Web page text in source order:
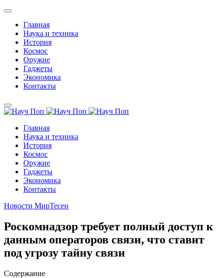
Главная
Наука и техника
История
Космос
Оружие
Гаджеты
Экономика
Контакты
Главная
Наука и техника
История
Космос
Оружие
Гаджеты
Экономика
Контакты
Новости МирТесен
Роскомнадзор требует полный доступ к
данным операторов связи, что ставит
под угрозу тайну связи
Содержание